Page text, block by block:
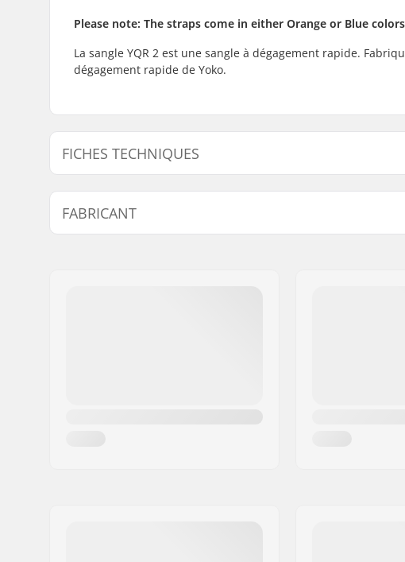
Please note: The straps come in either Orange or Blue colors
La sangle YQR 2 est une sangle à dégagement rapide.
dégagement rapide de Yoko.
FICHES TECHNIQUES
Pièces par pack: 2
FABRICANT